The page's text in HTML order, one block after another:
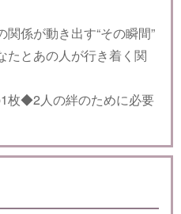
関係が動き出す“その瞬間”
とあの人が行き着く関
枚◆2人の絆のために必要